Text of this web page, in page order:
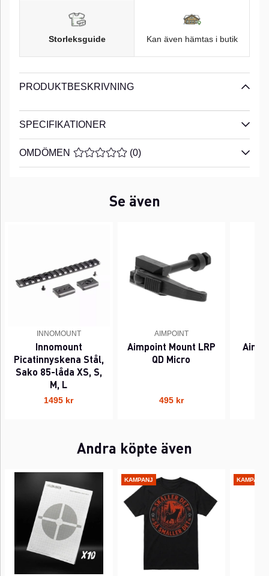
Storleksguide Kan även hämtas i butik
PRODUKTBESKRIVNING
SPECIFIKATIONER
OMDÖMEN MEDELBETYG 0 AV 5 ANTAL BETYG 0
(0)
Se även
INNOMOUNT
Innomount
Picatinnyskena Stål,
Sako 85-låda XS, S,
M, L
1495 kr
AIMPOINT
Aimpoint Mount LRP
QD Micro
495 kr
Andra köpte även
KAMPANJ KAMPANJ